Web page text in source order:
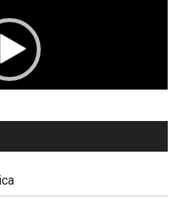
01:04
Presidenta Corporación